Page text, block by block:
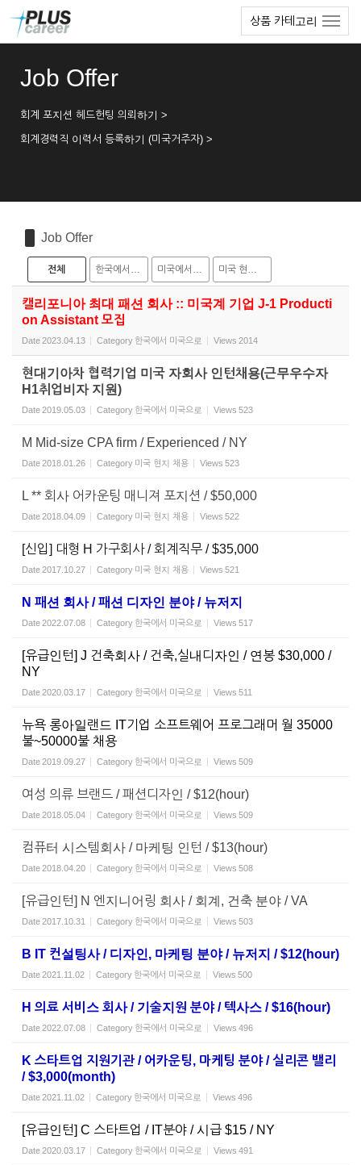
상품 카테고리
Job Offer
회계 포지션 헤드헌팅 의뢰하기 >
회계경력직 이력서 등록하기 (미국거주자) >
Job Offer
전체 한국에서 미국으로 미국에서 한국으로 미국 현지 채용
캘리포니아 최대 패션 회사 :: 미국계 기업 J-1 Producti
on Assistant 모집
Date2023.04.13 Category 한국에서 미국으로 Views 2014
현대기아차 협력기업 미국 자회사 인턴채용(근무우수자
H1취업비자 지원)
Date2019.05.03 Category 한국에서 미국으로 Views 523
M Mid-size CPA firm / Experienced / NY
Date2018.01.26 Category 미국 현지 채용 Views 523
L ** 회사 어카운팅 매니져 포지션 / $50,000
Date2018.04.09 Category 미국 현지 채용 Views 522
[신입] 대형 H 가구회사 / 회계직무 / $35,000
Date2017.10.27 Category 미국 현지 채용 Views 521
N 패션 회사 / 패션 디자인 분야 / 뉴저지
Date2022.07.08 Category 한국에서 미국으로 Views 517
[유급인턴] J 건축회사 / 건축,실내디자인 / 연봉 $30,000 /
NY
Date2020.03.17 Category 한국에서 미국으로 Views 511
뉴욕 롱아일랜드 IT기업 소프트웨어 프로그래머 월 35000
불~50000불 채용
Date2019.09.27 Category 한국에서 미국으로 Views 509
여성 의류 브랜드 / 패션디자인 / $12(hour)
Date2018.05.04 Category 한국에서 미국으로 Views 509
컴퓨터 시스템회사 / 마케팅 인턴 / $13(hour)
Date2018.04.20 Category 한국에서 미국으로 Views 508
[유급인턴] N 엔지니어링 회사 / 회계, 건축 분야 / VA
Date2017.10.31 Category 한국에서 미국으로 Views 503
B IT 컨설팅사 / 디자인, 마케팅 분야 / 뉴저지 / $12(hour)
Date2021.11.02 Category 한국에서 미국으로 Views 500
H 의료 서비스 회사 / 기술지원 분야 / 텍사스 / $16(hour)
Date2022.07.08 Category 한국에서 미국으로 Views 496
K 스타트업 지원기관 / 어카운팅, 마케팅 분야 / 실리콘 밸리
/ $3,000(month)
Date2021.11.02 Category 한국에서 미국으로 Views 496
[유급인턴] C 스타트업 / IT분야 / 시급 $15 / NY
Date2020.03.17 Category 한국에서 미국으로 Views 491